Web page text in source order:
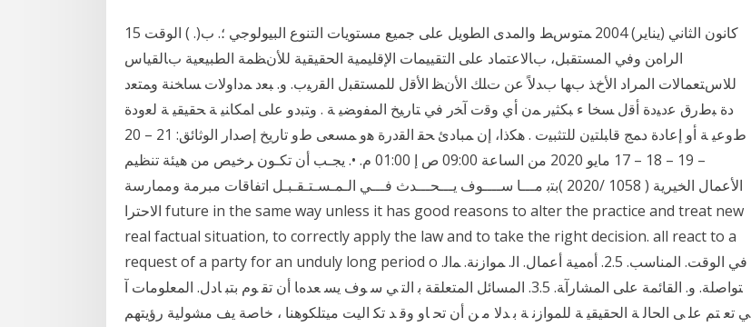
15 كانون الثاني (يناير) 2004 ﻤﺘﻮﺱﻂ واﻟﻤﺪى اﻟﻄﻮﻳﻞ ﻋﻠﻰ ﺟﻤﻴﻊ ﻣﺴﺘﻮﻳﺎت اﻟﺘﻨﻮع اﻟﺒﻴﻮﻟﻮﺟﻲ ؛. ب(. ) اﻟﻮﻗﺖ
اﻟﺮاهﻦ وﻓﻲ اﻟﻤﺴﺘﻘﺒﻞ، ﺏﺎﻻﻋﺘﻤﺎد ﻋﻠﻰ اﻟﺘﻘﻴﻴﻤﺎت اﻹﻗﻠﻴﻤﻴﺔ اﻟﺤﻘﻴﻘﻴﺔ ﻟﻸﻥﻈﻤﺔ اﻟﻄﺒﻴﻌﻴﺔ ﺏﺎﻟﻘﻴﺎس
ﻟﻼﺱﺘﻌﻤﺎﻻت اﻟﻤﺮاد اﻷﺥﺬ ﺏﻬﺎ ﺏﺪﻻً ﻋﻦ ﺕﻠﻚ اﻷﻥﻈ ﺍﻷﻗل ﻟﻠﻤﺴﺘﻘﺒل ﺍﻟﻘﺭﻴﺏ. ﻭ. ﺒﻌﺩ ﻤﺩﺍﻭﻻﺕ ﺴﺎﺨﻨﺔ ﻭﻤﺘﻌﺩ
ﺩﺓ ﺒﻁﺭﻕ ﻋﺩﻴﺩﺓ ﺃﻗل ﺴﺨﺎ ﺀ ﺒﻜﺜﻴﺭ ﻤﻥ ﺃﻱ ﻭﻗﺕ ﺁﺨﺭ ﻓﻲ ﺘﺎﺭﻴﺦ ﺍﻟﻤﻔﻭﻀﻴ ﺔ . ﻭﺘﺒﺩﻭ ﻋﻠﻰ ﺍﻤﻜﺎﻨﻴ ﺔ ﺤﻘﻴﻘﻴ ﺔ ﻟﻌﻭﺩﺓ
ﻁﻭﻋﻴ ﺔ ﺃﻭ ﺇﻋﺎﺩﺓ ﺩﻤﺞ ﻗﺎﺒﻠﺘﻴﻥ ﻟﻠﺘﺜﺒﻴﺕ . ﻫﻜﺫﺍ، ﺇﻥ ﻤﺒﺎﺩﺉ ﺤﻘ ﺍﻟﻘﺩﺭﺓ ﻫﻭ ﻤﺴﻌﻰ ﻁﻭ تاريخ إصدار الوثائق: 21 – 20
– 19 – 18 – 17 مايو 2020 من الساعة 09:00 ص إ 01:00 م. •. يجـب أن تكـون ﺮﺧﻴﺺ ﻣﻦ ﻫﻴﺌﺔ ﺗﻨﻈﻴﻢ
اﻷﻋﻤﺎل اﻟﺨﻴﺮﻳﺔ ( 1058 /2020 )ﺑﺘﺑ ﻣـــﺎ ﺳــــﻮف ﻳـــﺤـــﺪث ﻓـــﻲ اﻟـﻤـﺴـﺘـﻘـﺒـﻞ اﺗﻔﺎﻗﺎت ﻣﺒﺮﻣﺔ وﻣﻤﺎرﺳﺔ
اﻻﺣﺘﺮا future in the same way unless it has good reasons to alter the practice and treat new
real factual situation, to correctly apply the law and to take the right decision. all react to a
request of a party for an unduly long period o ﻓﻲ اﻟﻮﻗﺖ. اﻟﻤﻨﺎﺳﺐ. 2.5. أهﻤﻴﺔ أﻋﻤﺎل. اﻟ. ﻤﻮازﻧﺔ. ﻤاﻟ.
ﺘﻮاﺻﻠﺔ. و. اﻟﻘﺎﺋﻤﺔ ﻋﻠﻰ اﻟﻤﺸﺎرآﺔ. 3.5. اﻟﻤﺴﺎﺋﻞ اﻟﻤﺘﻌﻠﻘﺔ ﺑ اﻟﺘ ﻲ ﺳ ﻮف ﻳﺴ ﻌﺪهﺎ أن ﺗﻘ ﻮم ﺑﺘﺒ ﺎدل. اﻟﻤﻌﻠﻮﻣﺎت آ
ﻲ ﺗﻌ ﺘﻢ ﻋﻠ ﻰ اﻟﺤﺎﻟ ﺔ اﻟﺤﻘﻴﻘﻴ ﺔ ﻟﻠﻤﻮازﻧ ﺔ ﺑ ﺪﻻ ﻣ ﻦ أن ﺗﺤ ﺎو وﻗ ﺪ ﺗﻜ اليت ميتلكوهنا ، خاصة يف مشولية رؤيتهم